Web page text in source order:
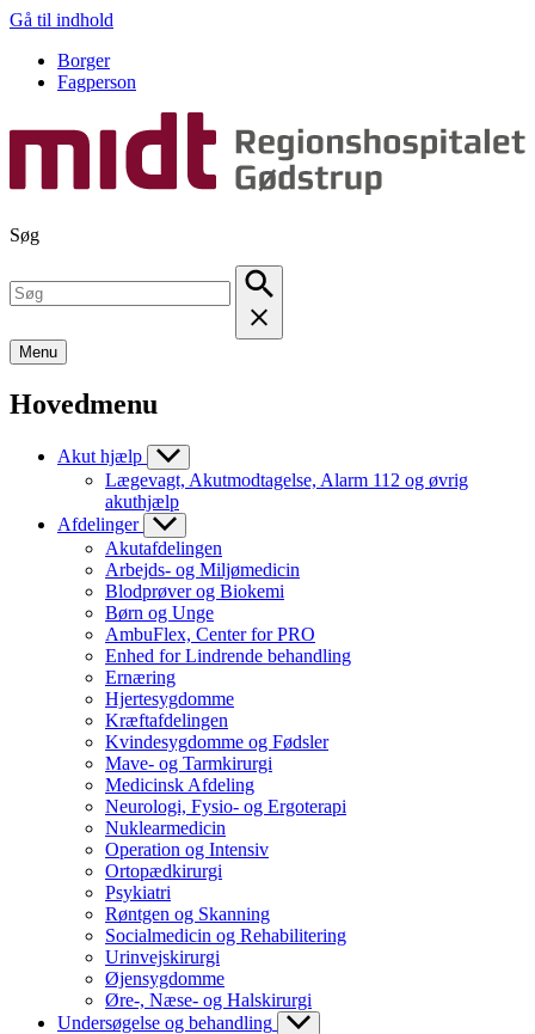
Gå til indhold
Borger
Fagperson
Søg
Menu
Hovedmenu
Akut hjælp
Lægevagt, Akutmodtagelse, Alarm 112 og øvrig
akuthjælp
Afdelinger
Akutafdelingen
Arbejds- og Miljømedicin
Blodprøver og Biokemi
Børn og Unge
AmbuFlex, Center for PRO
Enhed for Lindrende behandling
Ernæring
Hjertesygdomme
Kræftafdelingen
Kvindesygdomme og Fødsler
Mave- og Tarmkirurgi
Medicinsk Afdeling
Neurologi, Fysio- og Ergoterapi
Nuklearmedicin
Operation og Intensiv
Ortopædkirurgi
Psykiatri
Røntgen og Skanning
Socialmedicin og Rehabilitering
Urinvejskirurgi
Øjensygdomme
Øre-, Næse- og Halskirurgi
Undersøgelse og behandling